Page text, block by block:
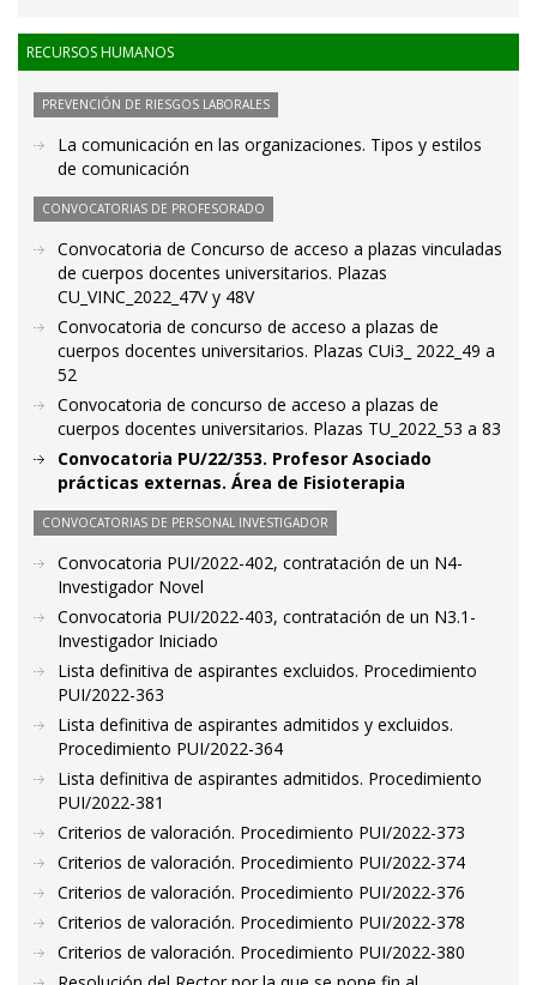
RECURSOS HUMANOS
PREVENCIÓN DE RIESGOS LABORALES
La comunicación en las organizaciones. Tipos y estilos
de comunicación
CONVOCATORIAS DE PROFESORADO
Convocatoria de Concurso de acceso a plazas vinculadas
de cuerpos docentes universitarios. Plazas
CU_VINC_2022_47V y 48V
Convocatoria de concurso de acceso a plazas de
cuerpos docentes universitarios. Plazas CUi3_ 2022_49 a
52
Convocatoria de concurso de acceso a plazas de
cuerpos docentes universitarios. Plazas TU_2022_53 a 83
Convocatoria PU/22/353. Profesor Asociado
prácticas externas. Área de Fisioterapia
CONVOCATORIAS DE PERSONAL INVESTIGADOR
Convocatoria PUI/2022-402, contratación de un N4-
Investigador Novel
Convocatoria PUI/2022-403, contratación de un N3.1-
Investigador Iniciado
Lista definitiva de aspirantes excluidos. Procedimiento
PUI/2022-363
Lista definitiva de aspirantes admitidos y excluidos.
Procedimiento PUI/2022-364
Lista definitiva de aspirantes admitidos. Procedimiento
PUI/2022-381
Criterios de valoración. Procedimiento PUI/2022-373
Criterios de valoración. Procedimiento PUI/2022-374
Criterios de valoración. Procedimiento PUI/2022-376
Criterios de valoración. Procedimiento PUI/2022-378
Criterios de valoración. Procedimiento PUI/2022-380